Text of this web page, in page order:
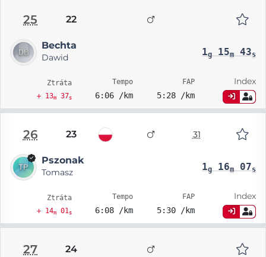
25 22
Bechta
Dawid 1g15m43s
Ztráta
+ 13m37s
Tempo
6:06 /km
FAP
5:28 /km
Index
26 23 31
Pszonak
Tomasz 1g16m07s
Ztráta
+ 14m01s
Tempo
6:08 /km
FAP
5:30 /km
Index
27 24